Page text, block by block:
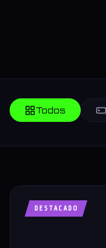
Todos
DESTACADO